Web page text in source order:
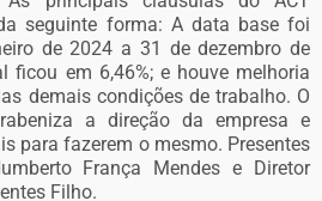
seguinte forma: A data base foi
de 2024 a 31 de dezembro de
ficou em 6,46%; e houve melhoria
demais condições de trabalho. O
a direção da empresa e
para fazerem o mesmo. Presentes
França Mendes e Diretor
Filho.